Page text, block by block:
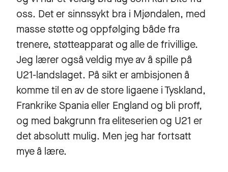
oss. Det er sinnssykt bra i Mjøndalen, med
masse støtte og oppfølging både fra
trenere, støtteapparat og alle de frivillige.
Jeg lærer også veldig mye av å spille på
U21-landslaget. På sikt er ambisjonen å
komme til en av de store ligaene i Tyskland,
Frankrike Spania eller England og bli proff,
og med bakgrunn fra eliteserien og U21 er
det absolutt mulig. Men jeg har fortsatt
mye å lære.